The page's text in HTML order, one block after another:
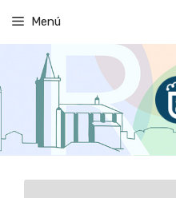
contenido
Menú